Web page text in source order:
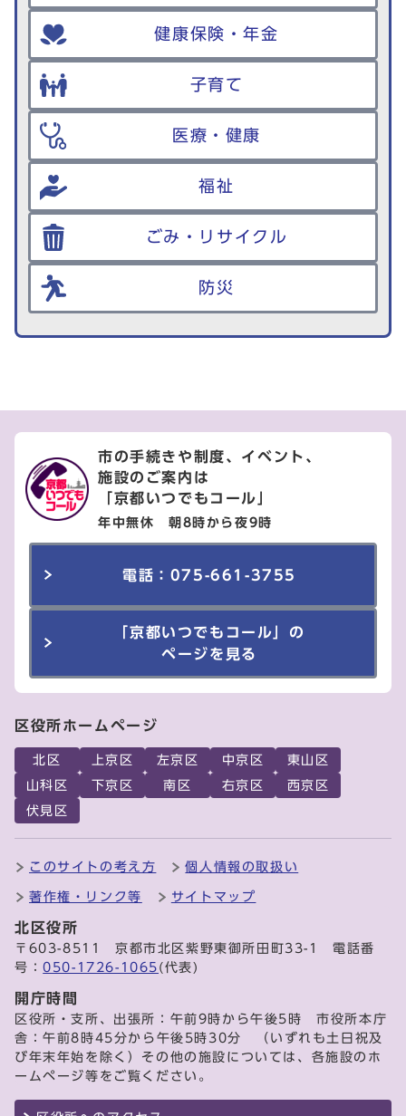
健康保険・年金
子育て
医療・健康
福祉
ごみ・リサイクル
防災
市の手続きや制度、イベント、
施設のご案内は
「京都いつでもコール」
年中無休 朝8時から夜9時
電話：075-661-3755
「京都いつでもコール」の
ページを見る
区役所ホームページ
北区 上京区 左京区 中京区
東山区
山科区
下京区 南区 右京区
西京区
伏見区
このサイトの考え方 個人情報の取扱い
著作権・リンク等 サイトマップ
北区役所
〒603-8511 京都市北区紫野東御所田町33-1 電話番
号：050-1726-1065 (代表)
開庁時間
区役所・支所、出張所：午前9時から午後5時 市役所本庁
舎：午前8時45分から午後5時30分 （いずれも土日祝及
び年末年始を除く）その他の施設については、各施設のホ
ームページ等をご覧ください。